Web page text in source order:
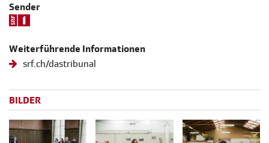
Sender
Weiterführende Informationen
srf.ch/dastribunal
BILDER